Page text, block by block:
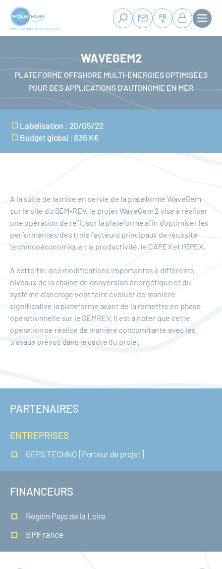
Panneau de gestion des cookies
Aller
contenu
FR
WAVEGEM2
PLATEFORME OFFSHORE MULTI-ÉNERGIES OPTIMISÉES
POUR DES APPLICATIONS D’AUTONOMIE EN MER
Labelisation : 20/05/22
Budget global : 836 K€
A la suite de la mise en servie de la plateforme WaveGem
sur le site du SEM-REV, le projet WaveGem 2 vise à réaliser
une opération de refit sur la plateforme afin d’optimiser les
performances des trois facteurs principaux de réussite
technicoéconomique : la productivité, le CAPEX et l’OPEX.
A cette fin, des modifications importantes à différents
niveaux de la chaine de conversion énergétique et du
système d’ancrage vont faire évoluer de manière
significative la plateforme avant de la remettre en phase
opérationnelle sur le SEMREV. Il est à noter que cette
opération se réalise de manière concomitante avec les
travaux prévus dans le cadre du projet
PARTENAIRES
ENTREPRISES
GEPS TECHNO [Porteur de projet]
FINANCEURS
Région Pays de la Loire
BPIFrance